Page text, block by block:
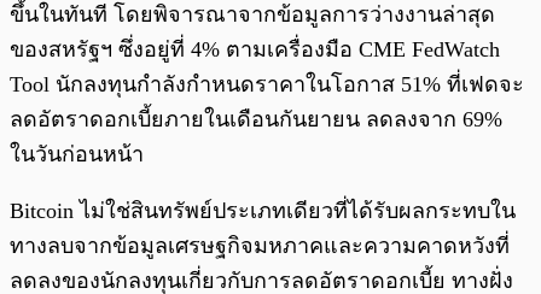
ขึ้นในทันที โดยพิจารณาจากข้อมูลการว่างงานล่าสุด
ของสหรัฐฯ ซึ่งอยู่ที่ 4% ตามเครื่องมือ CME FedWatch
Tool นักลงทุนกำลังกำหนดราคาในโอกาส 51% ที่เฟดจะ
ลดอัตราดอกเบี้ยภายในเดือนกันยายน ลดลงจาก 69%
ในวันก่อนหน้า
Bitcoin ไม่ใช่สินทรัพย์ประเภทเดียวที่ได้รับผลกระทบใน
ทางลบจากข้อมูลเศรษฐกิจมหภาคและความคาดหวังที่
ลดลงของนักลงทุนเกี่ยวกับการลดอัตราดอกเบี้ย ทางฝั่ง